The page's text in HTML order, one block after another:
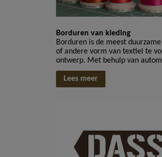
Borduren van kleding
Borduren is de meest
of andere vorm van textiel te
ontwerp. Met behulp van
Lees meer